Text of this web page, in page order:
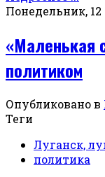
Понедельник, 12
«Маленькая
политиком
Опубликовано в
Теги
Луганск,
политика